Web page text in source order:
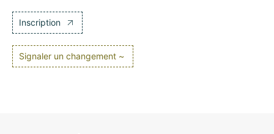
Inscription
Signaler un changement ~